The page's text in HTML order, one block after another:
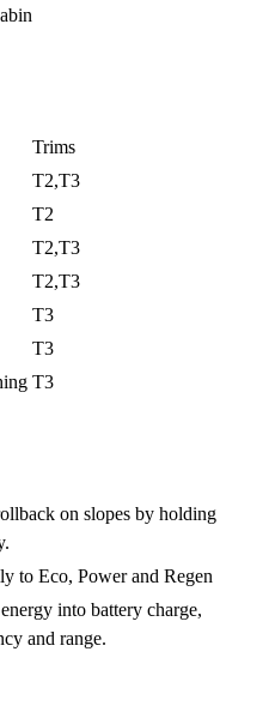
Trims
T2,T3
T2
T2,T3
T2,T3
T3
T3
T3
on slopes by holding
to Eco, Power and Regen
into battery charge,
and range.